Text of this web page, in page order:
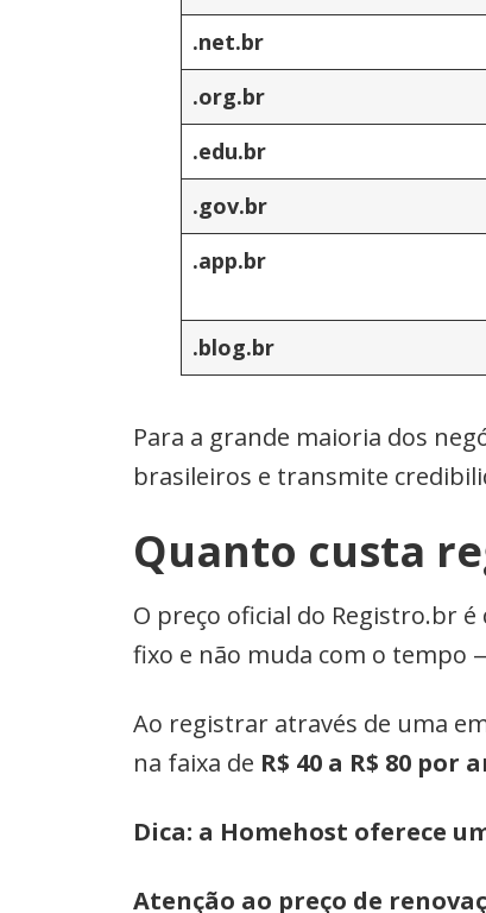
.net.br
.org.br
.edu.br
.gov.br
.app.br
.blog.br
Para a grande maioria dos
brasileiros e transmite
Quanto custa
O preço oficial do Registro.br é
fixo e não muda com o tempo
Ao registrar através de uma
na faixa de R$ 40 a R$ 80 por
Dica: a Homehost oferece
Atenção ao preço de